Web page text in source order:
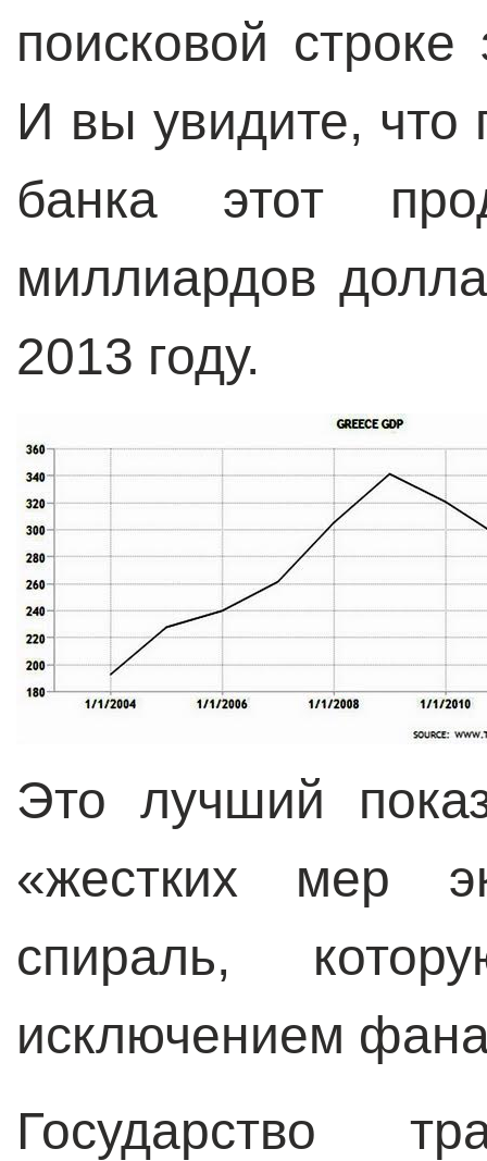
поисковой
И вы увидите,
банка этот
миллиардов
2013 году.
Это лучший
«жестких мер
спираль,
исключением
Государство